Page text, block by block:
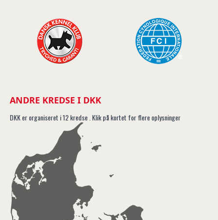
ANDRE KREDSE I DKK
DKK er organiseret i 12 kredse . Klik på kortet for flere oplysninger